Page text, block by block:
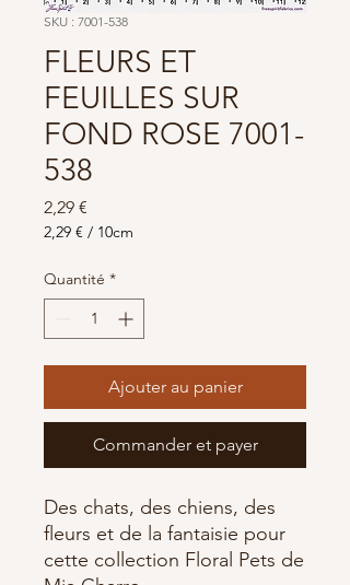
SKU : 7001-538
FLEURS ET
FEUILLES SUR
FOND ROSE 7001-
538
2,29 €
2,29 € / 10cm
pour
10
Centimètres
Quantité *
Ajouter au panier
Commander et payer
Des chats, des chiens, des
fleurs et de la fantaisie pour
cette collection Floral Pets de